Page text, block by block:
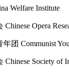
Welfare Institute
Opera
团 Communist
Society of